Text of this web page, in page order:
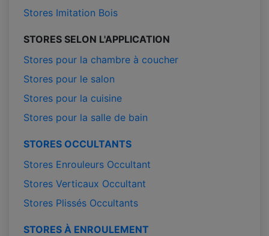
Stores Imitation Bois
STORES SELON L'APPLICATION
Stores pour la chambre à coucher
Stores pour le salon
Stores pour la cuisine
Stores pour la salle de bain
STORES OCCULTANTS
Stores Enrouleurs Occultant
Stores Verticaux Occultant
Stores Plissés Occultants
STORES À ENROULEMENT